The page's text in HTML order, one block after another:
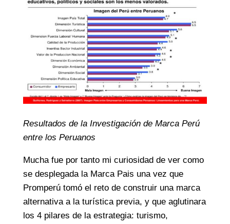
Resultados de la Investigación de Marca Perú
entre los Peruanos
Mucha fue por tanto mi curiosidad de ver como
se desplegada la Marca Pais una vez que
Promperú tomó el reto de construir una marca
alternativa a la turística previa, y que aglutinara
los 4 pilares de la estrategia: turismo,